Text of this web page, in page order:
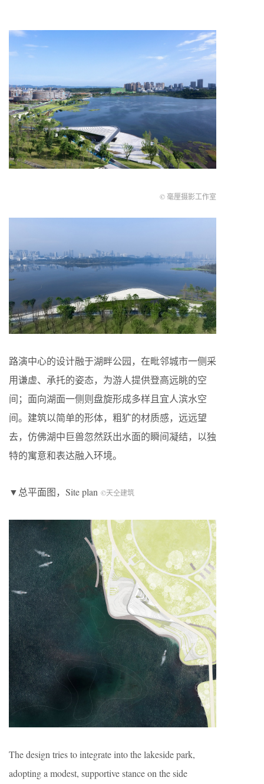
© 毫厘摄影工作室
路演中心的设计融于湖畔公园，在毗邻城市一侧采
用谦虚、承托的姿态，为游人提供登高远眺的空
间；面向湖面一侧则盘旋形成多样且宜人滨水空
间。建筑以简单的形体，粗犷的材质感，远远望
去，仿佛湖中巨兽忽然跃出水面的瞬间凝结，以独
特的寓意和表达融入环境。
▼总平面图，Site plan ©天仝建筑
The design tries to integrate into the lakeside park,
adopting a modest, supportive stance on the side